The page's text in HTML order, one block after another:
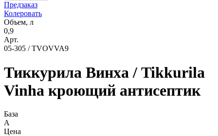
Предзаказ
Колеровать
Объем, л
0,9
Арт.
05-305 / TVOVVA9
Тиккурила Винха / Tikkurila
Vinha кроющий антисептик
База
A
Цена